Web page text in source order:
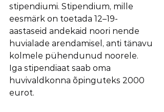
stipendiumi. Stipendium, mille
eesmärk on toetada 12–19-
aastaseid andekaid noori nende
huvialade arendamisel, anti tänavu
kolmele pühendunud noorele.
Iga stipendiaat saab oma
huvivaldkonna õpinguteks 2000
eurot.